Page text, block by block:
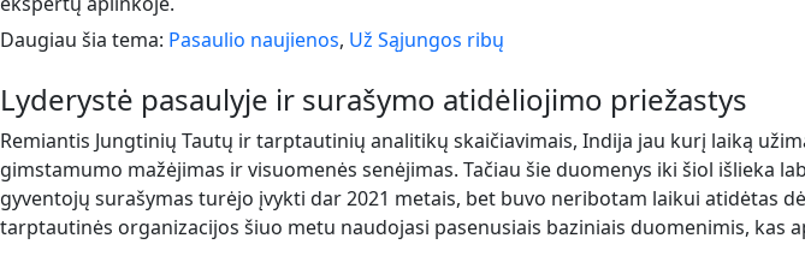
Daugiau šia tema: Pasaulio naujienos, Už Sąjungos ribų
Lyderystė pasaulyje ir surašymo atidėliojimo priežastys
Remiantis Jungtinių Tautų ir tarptautinių analitikų skaičiavimais, Indija jau kurį laiką
gimstamumo mažėjimas ir visuomenės senėjimas. Tačiau šie duomenys iki šiol
gyventojų surašymas turėjo įvykti dar 2021 metais, bet buvo neribotam laikui atidėtas
tarptautinės organizacijos šiuo metu naudojasi pasenusiais baziniais duomenimis, kas